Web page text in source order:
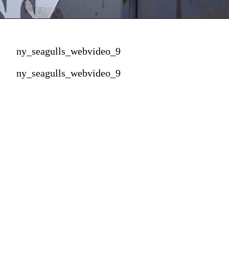
ny_seagulls_webvideo_9
ny_seagulls_webvideo_9